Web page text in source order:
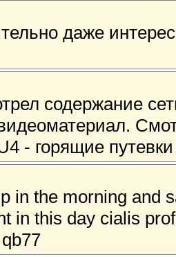
даже
содержание
- горящие
in the morning and
in this day cialis